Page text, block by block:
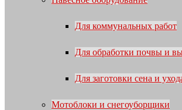
Для коммунальных работ
Для обработки почвы и
Для заготовки сена и
Мотоблоки и снегоуборщики